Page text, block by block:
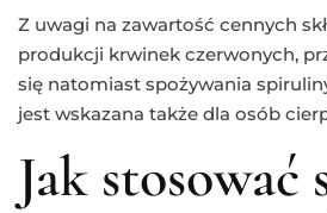
Z uwagi na zawartość cennych
produkcji krwinek czerwonych,
się natomiast spożywania
jest wskazana także dla osób
Jak